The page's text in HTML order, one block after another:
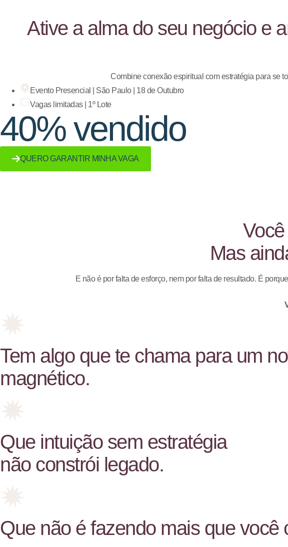
Ative a alma do seu negócio e
Combine conexão espiritual com estratégia para se
Evento Presencial | São Paulo | 18 de Outubro
Vagas limitadas | 1º Lote
40% vendido
QUERO GARANTIR MINHA VAGA
Mas
E não é por falta de esforço, nem por falta de resultado. É
Tem algo que te chama para um
magnético.
Que intuição sem estratégia
não constrói legado.
Que não é fazendo mais que